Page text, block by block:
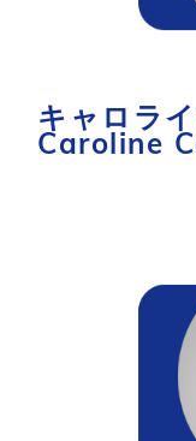
キャロラ
Caroline